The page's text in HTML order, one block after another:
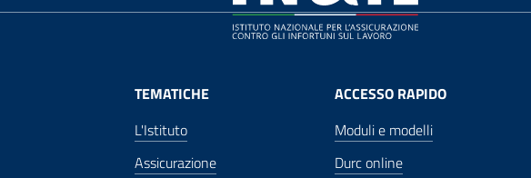
TEMATICHE
L'Istituto
Assicurazione
ACCESSO RAPIDO
Moduli e modelli
Durc online